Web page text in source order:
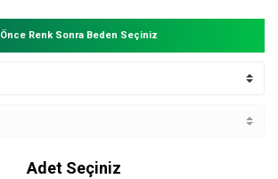
Önce Renk Sonra Beden Seçiniz
Adet Seçiniz